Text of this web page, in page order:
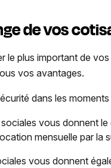
de vos
le plus important de
vos avantages.
dans les
vous donnent
mensuelle par la
vous donnent